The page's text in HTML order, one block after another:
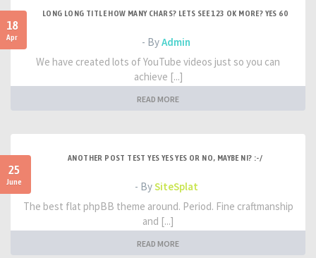
18
Apr
LONG LONG TITLE HOW MANY CHARS? LETS SEE 123 OK MORE? YES 60
- ByAdmin
We have created lots of YouTube videos just so you can
achieve [...]
READ MORE
25
June
ANOTHER POST TEST YES YES YES OR NO, MAYBE NI? :-/
- BySiteSplat
The best flat phpBB theme around. Period. Fine craftmanship
and [...]
READ MORE